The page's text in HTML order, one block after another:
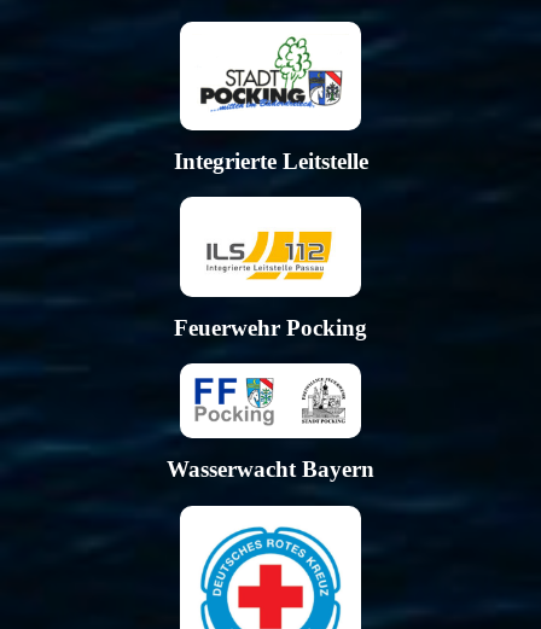
Integrierte Leitstelle
Feuerwehr Pocking
Wasserwacht Bayern